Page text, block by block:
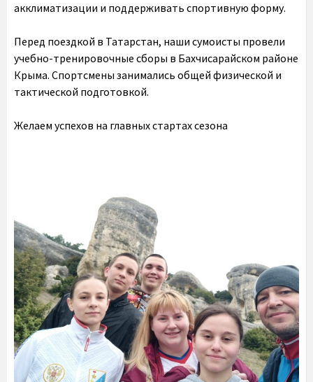
акклиматизации и поддерживать спортивную форму.
Перед поездкой в Татарстан, наши сумоисты провели
учебно-тренировочные сборы в Бахчисарайском районе
Крыма. Спортсмены занимались общей физической и
тактической подготовкой.
Желаем успехов на главных стартах сезона